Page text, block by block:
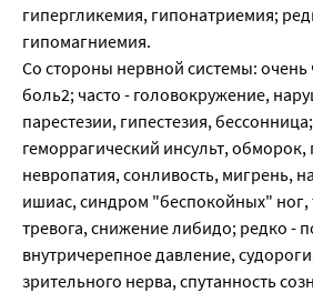
гипергликемия, гипонатриемия;
гипомагниемия.
Со стороны нервной системы: очень
боль2; часто - головокружение,
парестезии, гипестезия,
геморрагический инсульт,
невропатия, сонливость, мигрень,
ишиас, синдром "беспокойных" ног,
тревога, снижение либидо; редко -
внутричерепное давление,
зрительного нерва, спутанность